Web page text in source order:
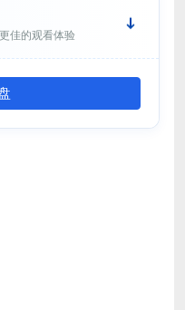
佳的观看体验